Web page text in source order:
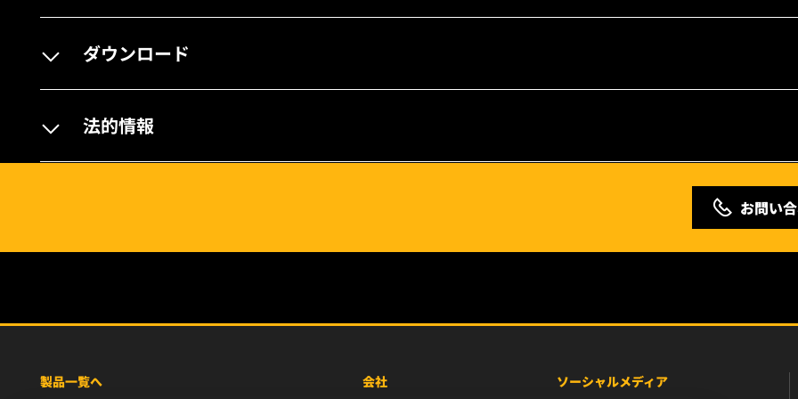
ダウンロード
法的情報
お問い
製品一覧へ 会社 ソーシャルメディア